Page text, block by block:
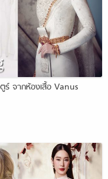
ร์ จากห้องเสื้อ Vanus